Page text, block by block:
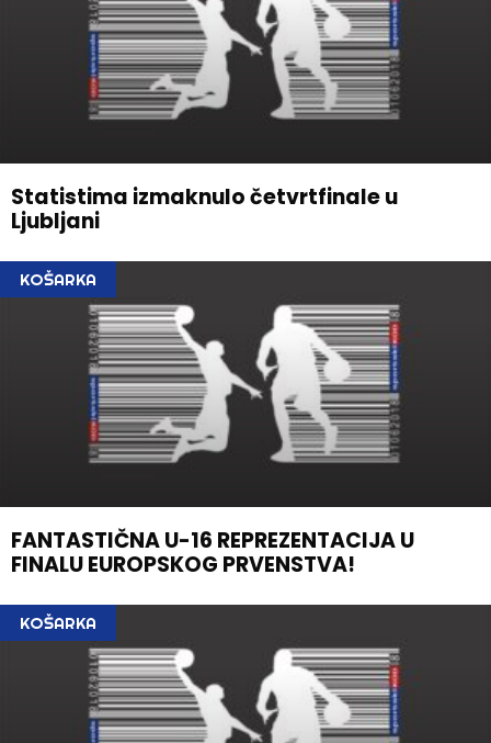
Statistima izmaknulo četvrtfinale u
Ljubljani
KOŠARKA
FANTASTIČNA U-16 REPREZENTACIJA U
FINALU EUROPSKOG PRVENSTVA!
KOŠARKA